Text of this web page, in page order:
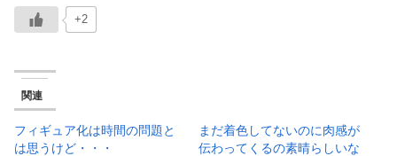
+2
関連
フィギュア化は時間の問題と
は思うけど・・・
まだ着色してないのに肉感が
伝わってくるの素晴らしいな